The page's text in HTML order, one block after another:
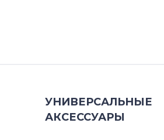
УНИВЕРСАЛЬНЫЕ
АКСЕССУАРЫ